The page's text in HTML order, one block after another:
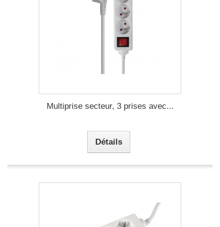
Multiprise secteur, 3 prises avec...
Détails